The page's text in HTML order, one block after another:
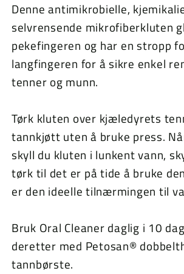
Denne antimikrobielle,
selvrensende mikrofiberkluten
pekefingeren og har en stropp
langfingeren for å sikre enkel
tenner og munn.
Tørk kluten over kjæledyrets
tannkjøtt uten å bruke press.
skyll du kluten i lunkent vann,
tørk til det er på tide å bruke
er den ideelle tilnærmingen til
Bruk Oral Cleaner daglig i 10
deretter med Petosan®
tannbørste.